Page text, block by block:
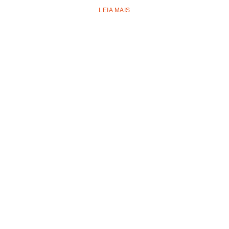
LEIA MAIS